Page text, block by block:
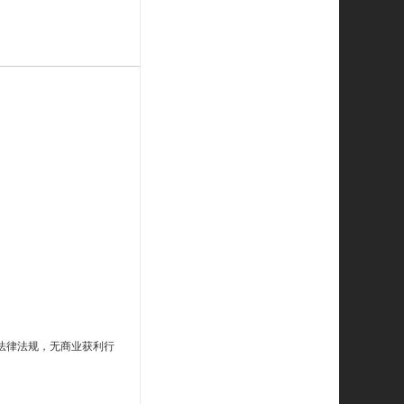
律法规，无商业获利行